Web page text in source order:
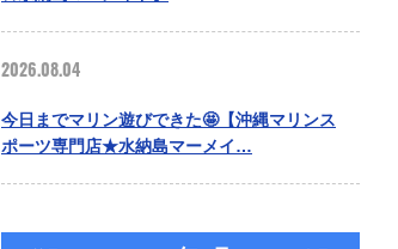
2026.08.04
今日までマリン遊びできた🤩【沖縄マリンス
ポーツ専門店★水納島マーメイ…